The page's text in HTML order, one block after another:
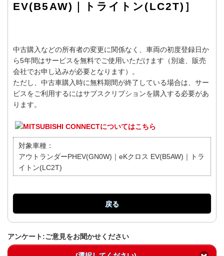
EV(B5AW)｜トライトン(LC2T)］
中古購入などの所有者の変更に関係なく、車両の初度登録日か
ら5年間はサービスを無料でご使用いただけます（別途、販売
会社でお申し込みが必要となります）。
ただし、中古車購入時に無料期間が終了している場合は、サー
ビスをご利用するにはサブスクリプションを購入する必要があ
ります。
MITSUBISHI CONNECTについてはこちら
対象車種：
アウトランダーPHEV(GN0W)｜eKクロス EV(B5AW)｜トラ
イトン(LC2T)
戻る
アンケート:ご意見をお聞かせください